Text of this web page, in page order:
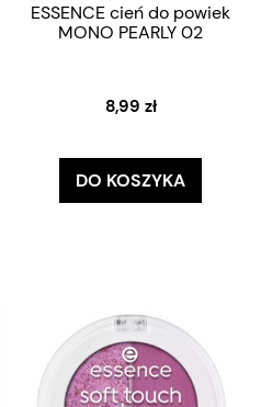
ESSENCE cień do powiek
MONO PEARLY 02
8,99 zł
DO KOSZYKA